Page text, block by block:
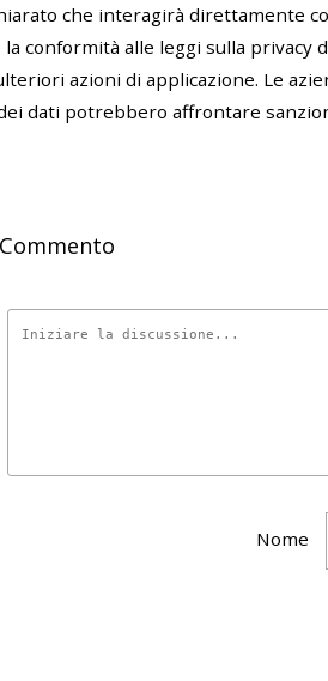
che interagirà direttamente
conformità alle leggi sulla privacy
azioni di applicazione. Le
dati potrebbero affrontare
Nome